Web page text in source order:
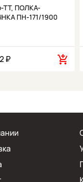
ТТ, ПОЛКА-
ПН-171/1900
₽